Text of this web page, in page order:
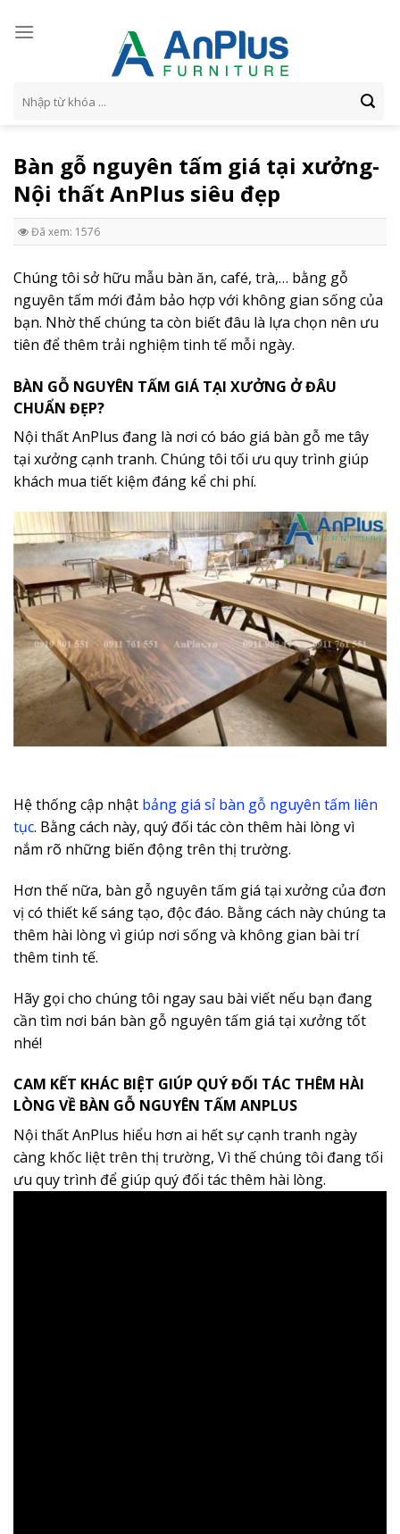
kiếm:
Bàn gỗ nguyên tấm giá tại xưởng-
Nội thất AnPlus siêu đẹp
Đã xem: 1576
Chúng tôi sở hữu mẫu bàn ăn, café, trà,… bằng gỗ
nguyên tấm mới đảm bảo hợp với không gian sống của
bạn. Nhờ thế chúng ta còn biết đâu là lựa chọn nên ưu
tiên để thêm trải nghiệm tinh tế mỗi ngày.
BÀN GỖ NGUYÊN TẤM GIÁ TẠI XƯỞNG Ở ĐÂU
CHUẨN ĐẸP?
Nội thất AnPlus đang là nơi có báo giá bàn gỗ me tây
tại xưởng cạnh tranh. Chúng tôi tối ưu quy trình giúp
khách mua tiết kiệm đáng kể chi phí.
Hệ thống cập nhật bảng giá sỉ bàn gỗ nguyên tấm liên
tục. Bằng cách này, quý đối tác còn thêm hài lòng vì
nắm rõ những biến động trên thị trường.
Hơn thế nữa, bàn gỗ nguyên tấm giá tại xưởng của đơn
vị có thiết kế sáng tạo, độc đáo. Bằng cách này chúng ta
thêm hài lòng vì giúp nơi sống và không gian bài trí
thêm tinh tế.
Hãy gọi cho chúng tôi ngay sau bài viết nếu bạn đang
cần tìm nơi bán bàn gỗ nguyên tấm giá tại xưởng tốt
nhé!
CAM KẾT KHÁC BIỆT GIÚP QUÝ ĐỐI TÁC THÊM HÀI
LÒNG VỀ BÀN GỖ NGUYÊN TẤM ANPLUS
Nội thất AnPlus hiểu hơn ai hết sự cạnh tranh ngày
càng khốc liệt trên thị trường, Vì thế chúng tôi đang tối
ưu quy trình để giúp quý đối tác thêm hài lòng.